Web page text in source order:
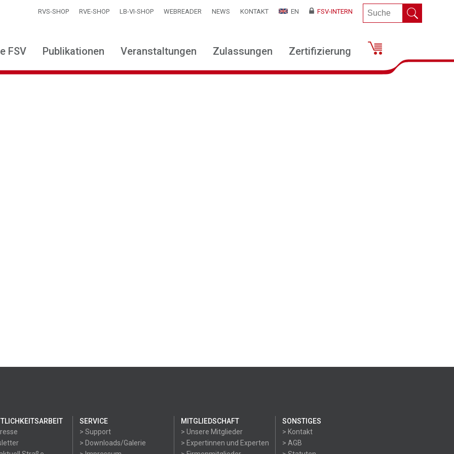
RVS-SHOP RVE-SHOP LB-VI-SHOP WEBREADER NEWS KONTAKT EN FSV-INTERN
FSV Publikationen Veranstaltungen Zulassungen Zertifizierung
SERVICE
> Support
> Downloads/Galerie
MITGLIEDSCHAFT
> Unsere Mitglieder
> Expertinnen und Experten
SONSTIGES
> Kontakt
> AGB